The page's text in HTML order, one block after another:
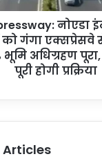
को गंगा
भूमि अधिग्रहण
पूरी होगी प्रक्रिया
Articles